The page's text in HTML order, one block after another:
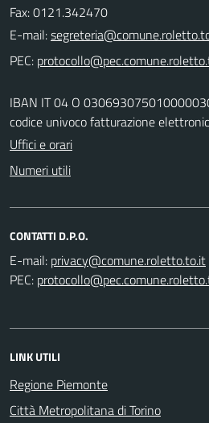
Fax: 0121.342470
E-mail:
PEC:
IBAN IT 04 O
codice univoco fatturazione
Uffici e orari
Numeri utili
CONTATTI D.P.O.
E-mail:
PEC:
LINK UTILI
Regione Piemonte
Città Metropolitana di Torino